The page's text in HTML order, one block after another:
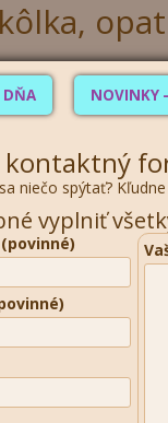
DŇA NOVINKY
kontaktný
niečo spýtať?
vyplniť